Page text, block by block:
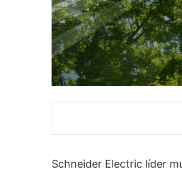
Schneider Electric líder